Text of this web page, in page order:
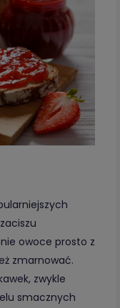
owoce prosto z
zmarnować.
zwykle
smacznych